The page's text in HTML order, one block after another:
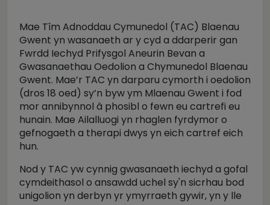
Mae Tîm Adnoddau Cymunedol (TAC) Blaenau
Gwent yn wasanaeth ar y cyd a ddarperir gan
Fwrdd Iechyd Prifysgol Aneurin Bevan a
Gwasanaethau Oedolion a Chymunedol Blaenau
Gwent. Mae’r TAC yn darparu cymorth i oedolion
(dros 18 oed) sy’n byw ym Mlaenau Gwent i fod
mor annibynnol â phosibl o fewn eu cartrefi eu
hunain. Mae Ailalluogi yn rhaglen fyrdymor o
gefnogaeth a therapi dwys yn eich cartref eich
hun.
Nod y TAC yw cynnig gwasanaeth iechyd a gofal
cymdeithasol o ansawdd uchel sy'n sicrhau bod
unigolion yn derbyn yr ymyrraeth gywir, yn y lle